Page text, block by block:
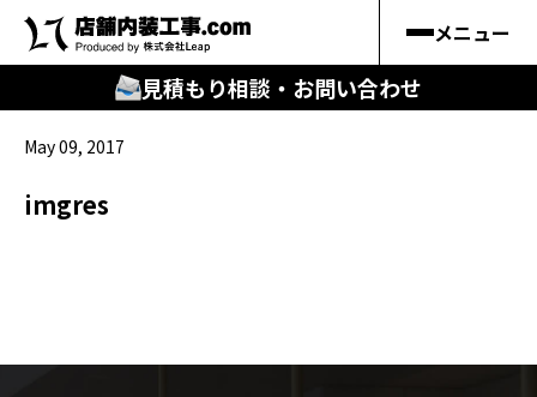
メニュー
見積もり相談・お問い合わせ
キーワードから
May 09, 2017
imgres